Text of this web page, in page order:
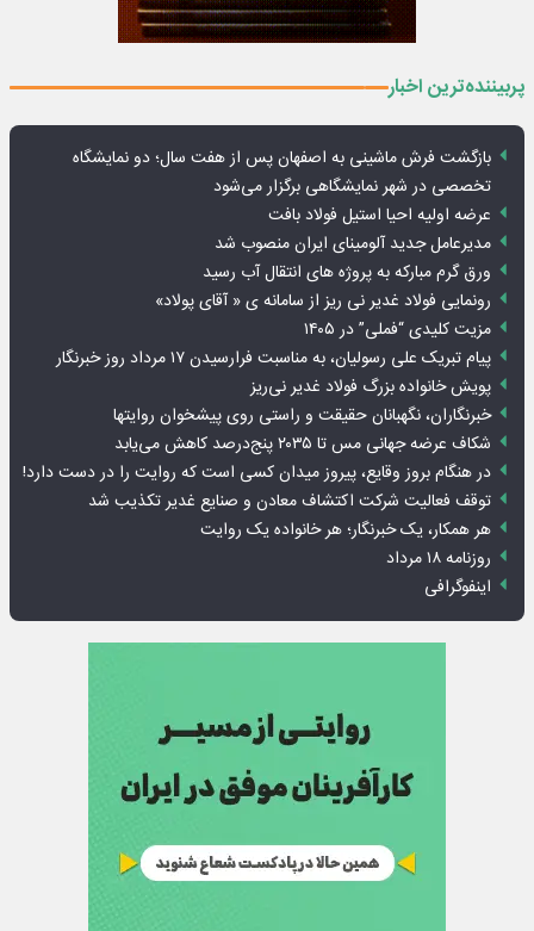
پربیننده‌ترین اخبار
بازگشت فرش ماشینی به اصفهان پس از هفت سال؛ دو نمایشگاه
تخصصی در شهر نمایشگاهی برگزار می‌شود
عرضه اولیه احیا استیل فولاد بافت
مدیرعامل جدید آلومینای ایران منصوب شد
ورق گرم مبارکه به پروژه های انتقال آب رسید
رونمایی فولاد غدیر نی ریز از سامانه ی « آقای پولاد»
مزیت کلیدی “فملی” در ۱۴۰۵
پیام تبریک علی رسولیان، به مناسبت فرارسیدن ۱۷ مرداد روز خبرنگار
پویش خانواده بزرگ فولاد غدیر نی‌ریز
خبرنگاران، نگهبانان حقیقت و راستی روی پیشخوان روایت­ها
شکاف عرضه جهانی مس تا ۲۰۳۵ پنج‌درصد کاهش می‌یابد
در هنگام بروز وقایع، پیروز میدان کسی است که روایت را در دست دارد!
توقف فعالیت شرکت اکتشاف معادن و صنایع غدیر تکذیب شد
هر همکار، یک خبرنگار؛ هر خانواده یک روایت
روزنامه ۱۸ مرداد
اینفوگرافی